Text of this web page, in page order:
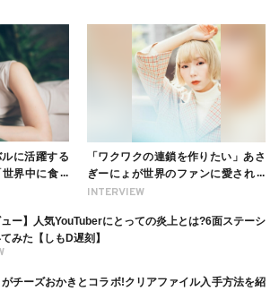
に活躍する
界中に食べ
務所加入に
INTERVIEW
「ワクワクの連鎖を作りたい」あさ
ぎーにょが世界のファンに愛される
理由【インタビュー】
ュー】人気YouTuberにとっての炎上とは?6面ステーシ
みた【しもD遅刻】
チーズおかきとコラボ!クリアファイル入手方法を紹